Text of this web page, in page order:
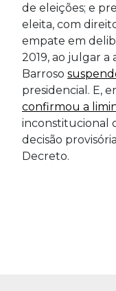
de eleições; e
eleita, com
empate em
2019, ao julgar a
Barroso
presidencial. E,
confirmou a
inconstitucional
decisão
Decreto.